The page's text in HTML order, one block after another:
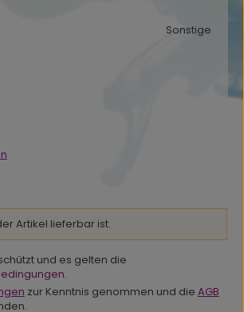
Sonstige
Artikel lieferbar ist.
und es gelten die
.
zur Kenntnis genommen und die AGB